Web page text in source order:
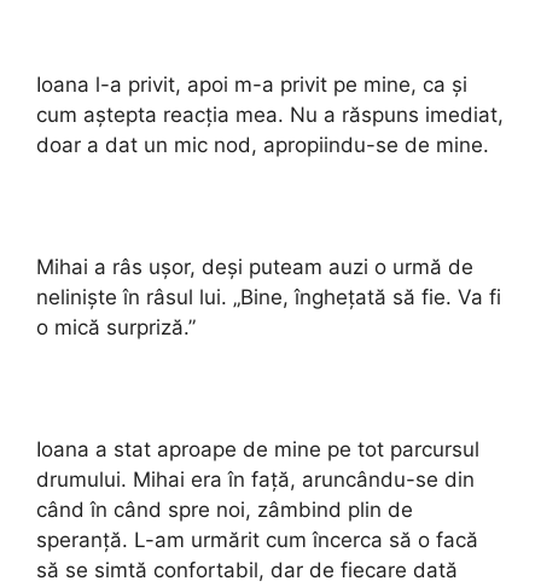
Ioana l-a privit, apoi m-a privit pe mine, ca și
cum aștepta reacția mea. Nu a răspuns imediat,
doar a dat un mic nod, apropiindu-se de mine.
Mihai a râs ușor, deși puteam auzi o urmă de
neliniște în râsul lui. „Bine, înghețată să fie. Va fi
o mică surpriză.”
Ioana a stat aproape de mine pe tot parcursul
drumului. Mihai era în față, aruncându-se din
când în când spre noi, zâmbind plin de
speranță. L-am urmărit cum încerca să o facă
să se simtă confortabil, dar de fiecare dată